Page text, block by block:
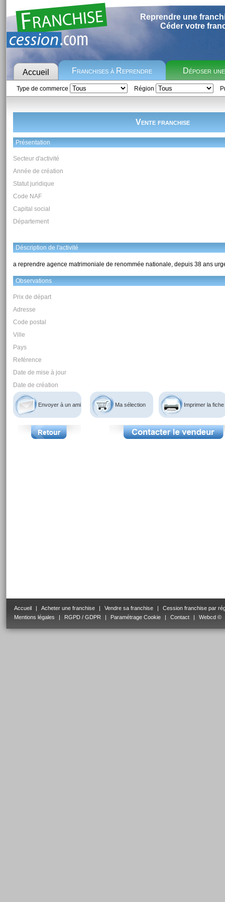
Reprendre une
Céder votre
Accueil Franchises à Reprendre Déposer
Type de commerce Région
Vente franchise
Présentation
Secteur d'activité
Année de création
Statut juridique
Code NAF
Capital social
Département
Déscription de l'activité
a reprendre agence matrimoniale de renommée nationale, depuis 38 ans
Observations
Prix de départ
Adresse
Code postal
Ville
Pays
Reférence
Date de mise à jour
Date de création
Envoyer à un ami Ma sélection Imprimer la fiche
Accueil | Acheter une franchise | Vendre sa franchise |
Cession franchise par
Mentions légales
| RGPD / GDPR | Paramétrage Cookie | Contact | Webcd ©